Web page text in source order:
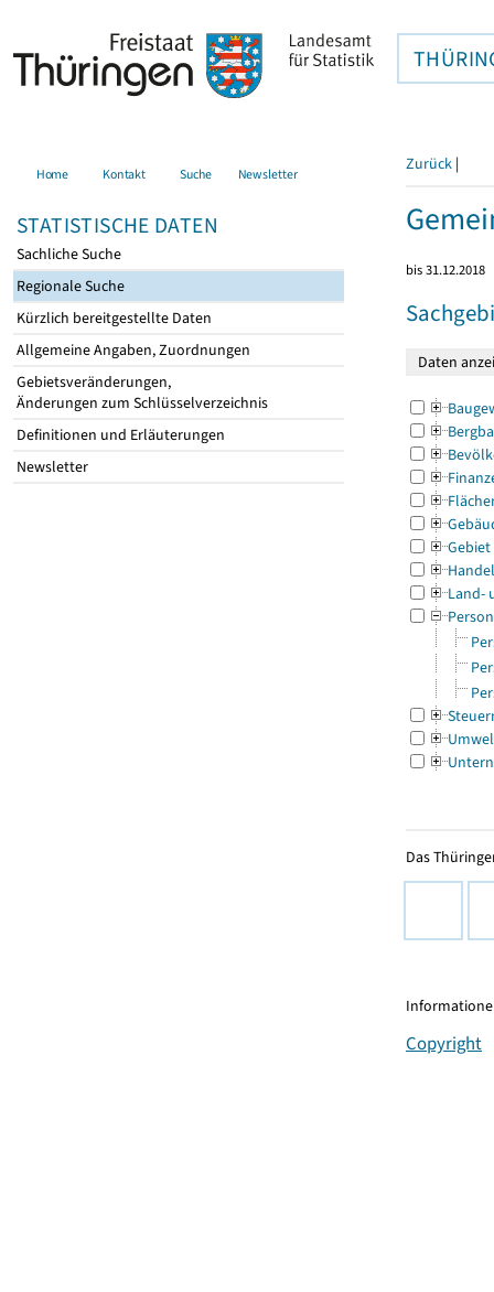
Home Kontakt Suche Newsletter
STATISTISCHE DATEN
Sachliche Suche
Regionale Suche
Kürzlich bereitgestellte Daten
Allgemeine Angaben, Zuordnungen
Gebietsveränderungen,
Änderungen zum Schlüsselverzeichnis
Definitionen und Erläuterungen
Newsletter
Zurück |
bis 31.12.2018
Gebiet
Land-
Das
Copyright